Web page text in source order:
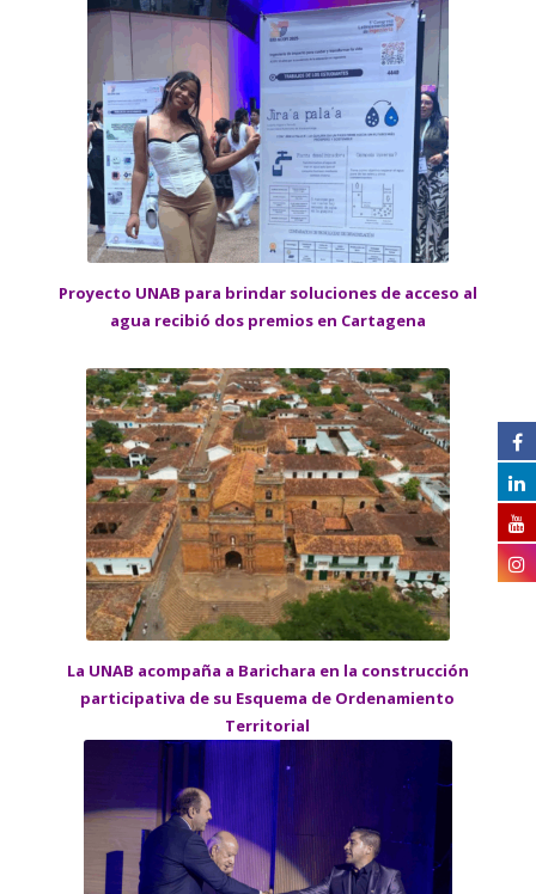
Proyecto UNAB para brindar soluciones de acceso al
agua recibió dos premios en Cartagena
La UNAB acompaña a Barichara en la construcción
participativa de su Esquema de Ordenamiento
Territorial